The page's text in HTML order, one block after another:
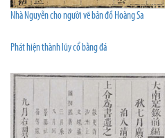
Nhà Nguyễn cho người vẽ bản đồ Hoàng Sa
Phát hiện thành lũy cổ bằng đá